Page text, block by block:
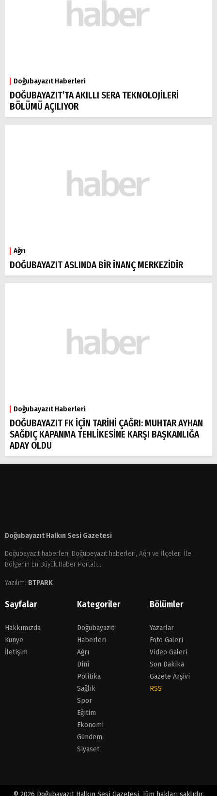
Doğubayazıt Haberleri
DOĞUBAYAZIT’TA AKILLI SERA TEKNOLOJİLERİ
BÖLÜMÜ AÇILIYOR
Ağrı
DOĞUBAYAZIT ASLINDA BİR İNANÇ MERKEZİDİR
Doğubayazıt Haberleri
DOĞUBAYAZIT FK İÇİN TARİHİ ÇAĞRI: MUHTAR AYHAN
SAĞDIÇ KAPANMA TEHLİKESİNE KARŞI BAŞKANLIĞA
ADAY OLDU
Doğubayazıt Halkın Sesi Gazetesi
Doğubayazıt haberleri, Doğubeyazıt haberleri, Ağrı ve İlçeleri İle
Bölgenin En Büyük Haber Portalı...
Yazılım: BTPARK
Sayfalar
Hakkımızda
Künye
İletişim
Kategoriler
Doğubayazıt
Haberleri
Ağrı
Dinî
Politika
Sağlık
Spor
Eğitim
Ekonomi
Gündem
Siyaset
Bölümler
Yazarlar
Foto Galeri
Video Galeri
Son Dakika
Gazete Arşivi
RSS
© 2026 Doğubayazıt Halkın Sesi Gazetesi. Tüm hakları saklıdır.